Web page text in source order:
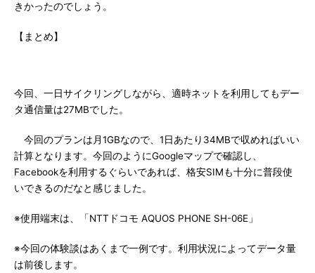
きかったのでしょう。
【まとめ】
今回、一日サイクリングしながら、適時ネットを利用してもデー
タ通信量は27MBでした。
今回のプランは月1GBなので、1日あたり34MBで収めればいい
計算となります。今回のようにGoogleマップで確認し、
Facebookを利用するぐらいであれば、格安SIMも十分に普段使
いできるのだなと感じました。
※使用端末は、「NTTドコモ AQUOS PHONE SH-06E」
※今回の体験談はあくまで一例です。利用状況によってデータ量
は前後します。